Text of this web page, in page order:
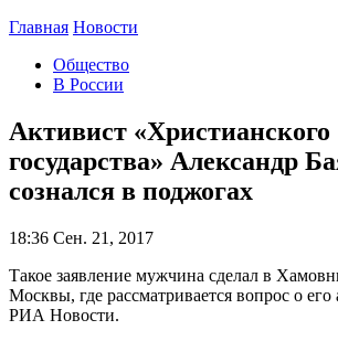
Главная Новости
Общество
В России
Активист «Христианского
государства» Александр
сознался в поджогах
18:36 Сен. 21, 2017
Такое заявление мужчина сделал в
Москвы, где рассматривается вопрос о его
РИА Новости.